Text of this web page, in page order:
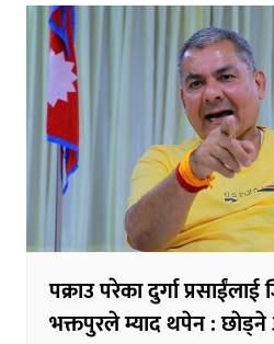
पक्राउ परेका दुर्गा
भक्तपुरले म्याद थपेन :